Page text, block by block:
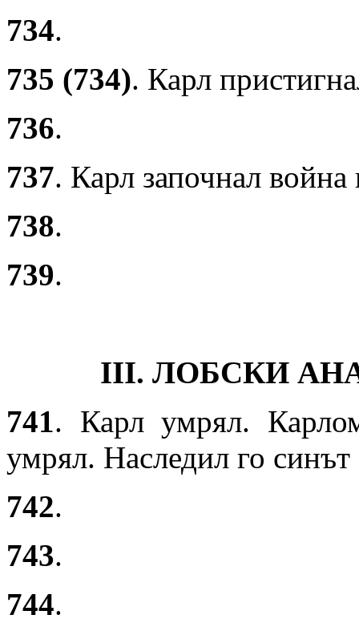
734.
735 (734). Карл
736.
737. Карл започнал
738.
739.
III. ЛОБСКИ
741. Карл умрял.
умрял. Наследил го
742.
743.
744.